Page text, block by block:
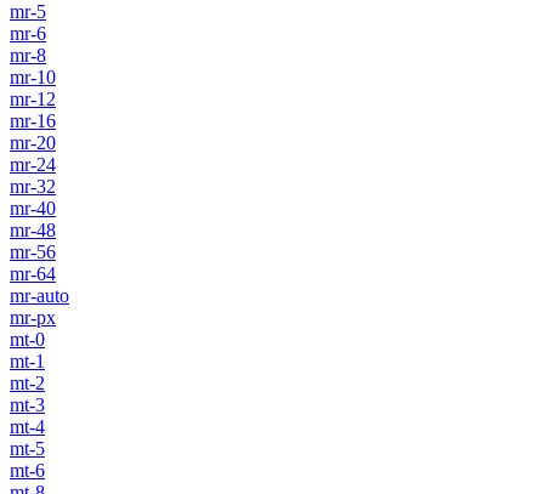
mr-5
mr-6
mr-8
mr-10
mr-12
mr-16
mr-20
mr-24
mr-32
mr-40
mr-48
mr-56
mr-64
mr-auto
mr-px
mt-0
mt-1
mt-2
mt-3
mt-4
mt-5
mt-6